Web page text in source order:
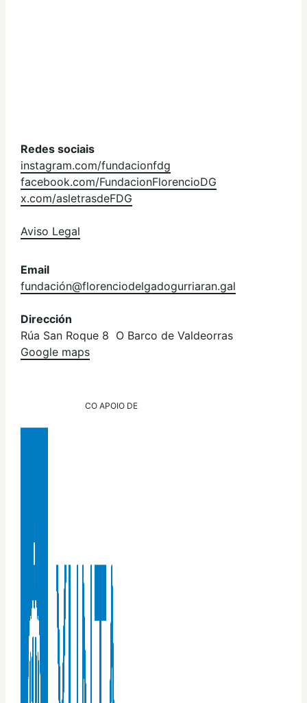
Redes sociais
instagram.com/fundacionfdg
facebook.com/FundacionFlorencioDG
x.com/asletrasdeFDG
Aviso Legal
Email
fundación@florenciodelgadogurriaran.gal
Dirección
Rúa San Roque 8 O Barco de Valdeorras
Google maps
CO APOIO DE